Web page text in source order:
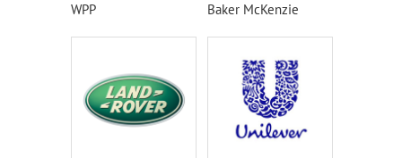
WPP Baker McKenzie